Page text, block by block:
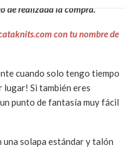
de realizada la compra.
con tu nombre de
cuando solo tengo tiempo
lugar! Si también eres
punto de fantasía muy fácil
una solapa estándar y talón